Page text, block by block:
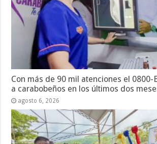
Con más de 90 mil atenciones el
a carabobeños en los últimos dos
agosto 6, 2026